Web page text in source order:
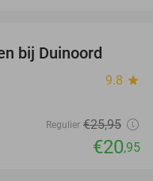
bij Duinoord
9.8 star
Regulier €25,95
€20,95